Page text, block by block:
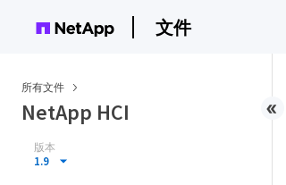
文件
所有文件
NetApp HCI
版本
1.9